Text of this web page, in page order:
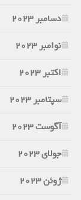
دسامبر 2023
نوامبر 2023
اکتبر 2023
سپتامبر 2023
آگوست 2023
جولای 2023
ژوئن 2023